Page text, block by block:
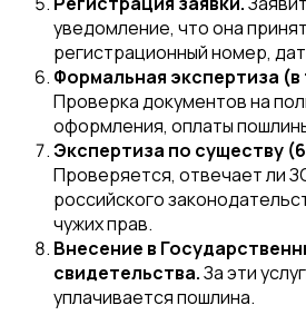
уведомление, что она
регистрационный номер,
Формальная экспертиза
Проверка документов на
оформления, оплаты
Экспертиза по существу
Проверяется, отвечает ли
российского
чужих прав.
Внесение в
свидетельства.За эти
уплачивается пошлина.